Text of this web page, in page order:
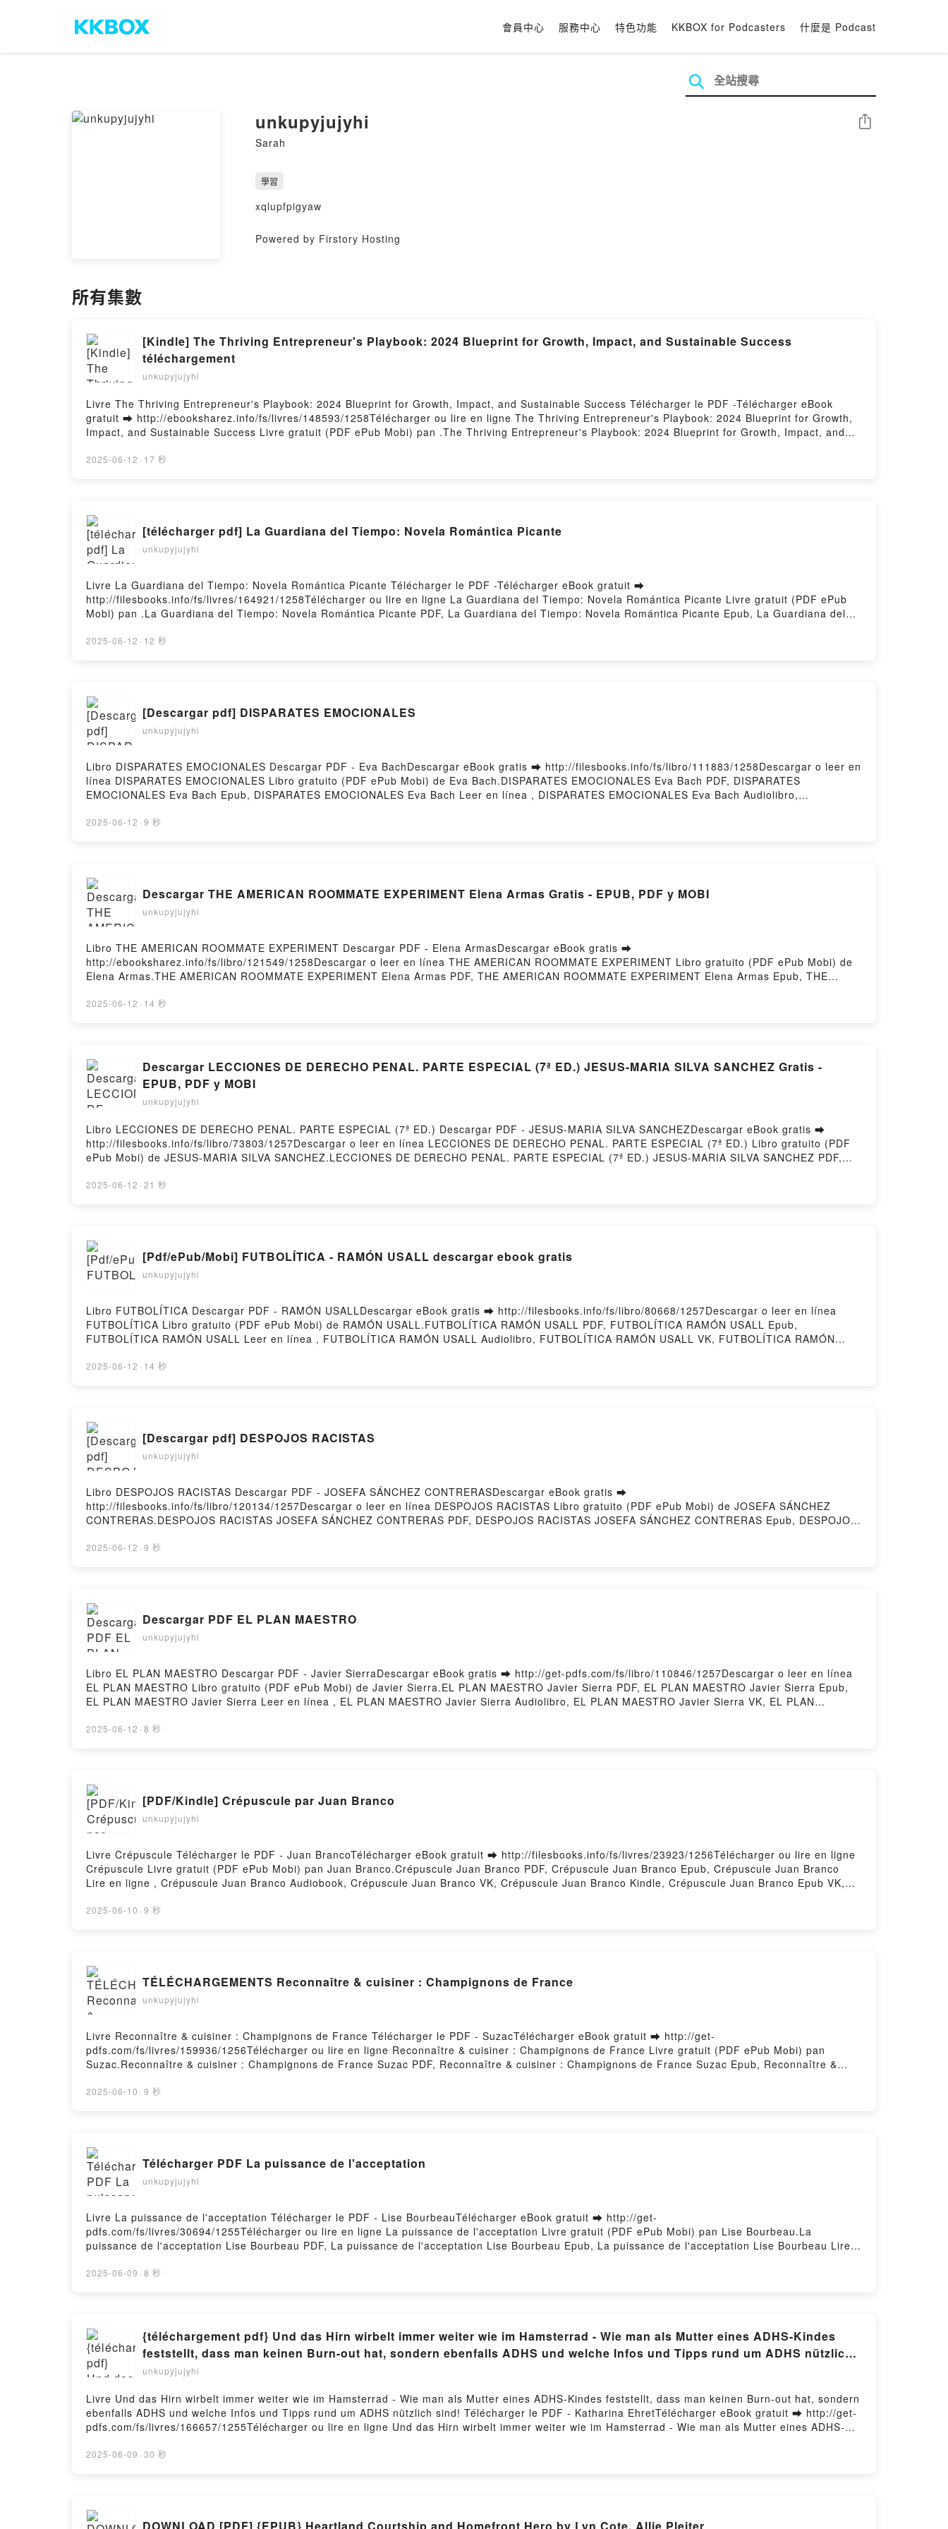
會員中心 服務中心 特色功能 KKBOX for Podcasters 什麼是 Podcast
unkupyjujyhi
Sarah
分享
學習
xqlupfpigyaw
Powered by Firstory Hosting
所有集數
[Kindle] The Thriving Entrepreneur's Playbook: 2024 Blueprint for Growth, Impact, and Sustainable Success
téléchargement
unkupyjujyhi
Livre The Thriving Entrepreneur's Playbook: 2024 Blueprint for Growth, Impact, and Sustainable Success Télécharger le PDF -Télécharger eBook
gratuit ➡ http://ebooksharez.info/fs/livres/148593/1258Télécharger ou lire en ligne The Thriving Entrepreneur's Playbook: 2024 Blueprint for Growth,
Impact, and Sustainable Success Livre gratuit (PDF ePub Mobi) pan .The Thriving Entrepreneur's Playbook: 2024 Blueprint for Growth, Impact, and
Entrepreneur's Playbook: 2024 Blueprint for Growth, Impact, and Sustainable Success Lire en ligne , The Thriving Entrepreneur's Playbook: 2024
for Growth, Impact, and Sustainable Success Téléchargement gratuitPowered by Firstory Hosting
2025-06-12 · 17 秒
[télécharger pdf] La Guardiana del Tiempo: Novela Romántica Picante
unkupyjujyhi
Livre La Guardiana del Tiempo: Novela Romántica Picante Télécharger le PDF -Télécharger eBook gratuit ➡
http://filesbooks.info/fs/livres/164921/1258Télécharger ou lire en ligne La Guardiana del Tiempo: Novela Romántica Picante Livre gratuit (PDF ePub
Mobi) pan .La Guardiana del Tiempo: Novela Romántica Picante PDF, La Guardiana del Tiempo: Novela Romántica Picante Epub, La Guardiana del
Romántica Picante VK, La Guardiana del Tiempo: Novela Romántica Picante Kindle, La Guardiana del Tiempo: Novela Romántica Picante Epub VK, La
2025-06-12 · 12 秒
[Descargar pdf] DISPARATES EMOCIONALES
unkupyjujyhi
Libro DISPARATES EMOCIONALES Descargar PDF - Eva BachDescargar eBook gratis ➡ http://filesbooks.info/fs/libro/111883/1258Descargar o leer en
línea DISPARATES EMOCIONALES Libro gratuito (PDF ePub Mobi) de Eva Bach.DISPARATES EMOCIONALES Eva Bach PDF, DISPARATES
EMOCIONALES Eva Bach Epub, DISPARATES EMOCIONALES Eva Bach Leer en línea , DISPARATES EMOCIONALES Eva Bach Audiolibro,
DISPARATES EMOCIONALES Eva Bach Descargar gratisPowered by Firstory Hosting
2025-06-12 · 9 秒
Descargar THE AMERICAN ROOMMATE EXPERIMENT Elena Armas Gratis - EPUB, PDF y MOBI
unkupyjujyhi
Libro THE AMERICAN ROOMMATE EXPERIMENT Descargar PDF - Elena ArmasDescargar eBook gratis ➡
http://ebooksharez.info/fs/libro/121549/1258Descargar o leer en línea THE AMERICAN ROOMMATE EXPERIMENT Libro gratuito (PDF ePub Mobi) de
Elena Armas.THE AMERICAN ROOMMATE EXPERIMENT Elena Armas PDF, THE AMERICAN ROOMMATE EXPERIMENT Elena Armas Epub, THE
AMERICAN ROOMMATE EXPERIMENT Elena Armas VK, THE AMERICAN ROOMMATE EXPERIMENT Elena Armas Kindle, THE AMERICAN ROOMMATE
2025-06-12 · 14 秒
Descargar LECCIONES DE DERECHO PENAL. PARTE ESPECIAL (7ª ED.) JESUS-MARIA SILVA SANCHEZ Gratis -
EPUB, PDF y MOBI
unkupyjujyhi
Libro LECCIONES DE DERECHO PENAL. PARTE ESPECIAL (7ª ED.) Descargar PDF - JESUS-MARIA SILVA SANCHEZDescargar eBook gratis ➡
http://filesbooks.info/fs/libro/73803/1257Descargar o leer en línea LECCIONES DE DERECHO PENAL. PARTE ESPECIAL (7ª ED.) Libro gratuito (PDF
ePub Mobi) de JESUS-MARIA SILVA SANCHEZ.LECCIONES DE DERECHO PENAL. PARTE ESPECIAL (7ª ED.) JESUS-MARIA SILVA SANCHEZ PDF,
ESPECIAL (7ª ED.) JESUS-MARIA SILVA SANCHEZ Leer en línea , LECCIONES DE DERECHO PENAL. PARTE ESPECIAL (7ª ED.) JESUS-MARIA SILVA
gratisPowered by Firstory Hosting
2025-06-12 · 21 秒
[Pdf/ePub/Mobi] FUTBOLÍTICA - RAMÓN USALL descargar ebook gratis
unkupyjujyhi
Libro FUTBOLÍTICA Descargar PDF - RAMÓN USALLDescargar eBook gratis ➡ http://filesbooks.info/fs/libro/80668/1257Descargar o leer en línea
FUTBOLÍTICA Libro gratuito (PDF ePub Mobi) de RAMÓN USALL.FUTBOLÍTICA RAMÓN USALL PDF, FUTBOLÍTICA RAMÓN USALL Epub,
FUTBOLÍTICA RAMÓN USALL Leer en línea , FUTBOLÍTICA RAMÓN USALL Audiolibro, FUTBOLÍTICA RAMÓN USALL VK, FUTBOLÍTICA RAMÓN
2025-06-12 · 14 秒
[Descargar pdf] DESPOJOS RACISTAS
unkupyjujyhi
Libro DESPOJOS RACISTAS Descargar PDF - JOSEFA SÁNCHEZ CONTRERASDescargar eBook gratis ➡
http://filesbooks.info/fs/libro/120134/1257Descargar o leer en línea DESPOJOS RACISTAS Libro gratuito (PDF ePub Mobi) de JOSEFA SÁNCHEZ
CONTRERAS.DESPOJOS RACISTAS JOSEFA SÁNCHEZ CONTRERAS PDF, DESPOJOS RACISTAS JOSEFA SÁNCHEZ CONTRERAS Epub, DESPOJOS
JOSEFA SÁNCHEZ CONTRERAS VK, DESPOJOS RACISTAS JOSEFA SÁNCHEZ CONTRERAS Kindle, DESPOJOS RACISTAS JOSEFA SÁNCHEZ
2025-06-12 · 9 秒
Descargar PDF EL PLAN MAESTRO
unkupyjujyhi
Libro EL PLAN MAESTRO Descargar PDF - Javier SierraDescargar eBook gratis ➡ http://get-pdfs.com/fs/libro/110846/1257Descargar o leer en línea
EL PLAN MAESTRO Libro gratuito (PDF ePub Mobi) de Javier Sierra.EL PLAN MAESTRO Javier Sierra PDF, EL PLAN MAESTRO Javier Sierra Epub,
EL PLAN MAESTRO Javier Sierra Leer en línea , EL PLAN MAESTRO Javier Sierra Audiolibro, EL PLAN MAESTRO Javier Sierra VK, EL PLAN
Hosting
2025-06-12 · 8 秒
[PDF/Kindle] Crépuscule par Juan Branco
unkupyjujyhi
Livre Crépuscule Télécharger le PDF - Juan BrancoTélécharger eBook gratuit ➡ http://filesbooks.info/fs/livres/23923/1256Télécharger ou lire en ligne
Crépuscule Livre gratuit (PDF ePub Mobi) pan Juan Branco.Crépuscule Juan Branco PDF, Crépuscule Juan Branco Epub, Crépuscule Juan Branco
Lire en ligne , Crépuscule Juan Branco Audiobook, Crépuscule Juan Branco VK, Crépuscule Juan Branco Kindle, Crépuscule Juan Branco Epub VK,
2025-06-10 · 9 秒
TÉLÉCHARGEMENTS Reconnaître & cuisiner : Champignons de France
unkupyjujyhi
Livre Reconnaître & cuisiner : Champignons de France Télécharger le PDF - SuzacTélécharger eBook gratuit ➡ http://get-
pdfs.com/fs/livres/159936/1256Télécharger ou lire en ligne Reconnaître & cuisiner : Champignons de France Livre gratuit (PDF ePub Mobi) pan
Suzac.Reconnaître & cuisiner : Champignons de France Suzac PDF, Reconnaître & cuisiner : Champignons de France Suzac Epub, Reconnaître &
Champignons de France Suzac VK, Reconnaître & cuisiner : Champignons de France Suzac Kindle, Reconnaître & cuisiner : Champignons de France
2025-06-10 · 9 秒
Télécharger PDF La puissance de l'acceptation
unkupyjujyhi
Livre La puissance de l'acceptation Télécharger le PDF - Lise BourbeauTélécharger eBook gratuit ➡ http://get-
pdfs.com/fs/livres/30694/1255Télécharger ou lire en ligne La puissance de l'acceptation Livre gratuit (PDF ePub Mobi) pan Lise Bourbeau.La
puissance de l'acceptation Lise Bourbeau PDF, La puissance de l'acceptation Lise Bourbeau Epub, La puissance de l'acceptation Lise Bourbeau Lire
Lise Bourbeau Kindle, La puissance de l'acceptation Lise Bourbeau Epub VK, La puissance de l'acceptation Lise Bourbeau Téléchargement
2025-06-09 · 8 秒
{téléchargement pdf} Und das Hirn wirbelt immer weiter wie im Hamsterrad - Wie man als Mutter eines ADHS-Kindes
feststellt, dass man keinen Burn-out hat, sondern ebenfalls ADHS und welche Infos und Tipps rund um ADHS nützlich
sind!
unkupyjujyhi
Livre Und das Hirn wirbelt immer weiter wie im Hamsterrad - Wie man als Mutter eines ADHS-Kindes feststellt, dass man keinen Burn-out hat, sondern
ebenfalls ADHS und welche Infos und Tipps rund um ADHS nützlich sind! Télécharger le PDF - Katharina EhretTélécharger eBook gratuit ➡ http://get-
pdfs.com/fs/livres/166657/1255Télécharger ou lire en ligne Und das Hirn wirbelt immer weiter wie im Hamsterrad - Wie man als Mutter eines ADHS-
ePub Mobi) pan Katharina Ehret.Und das Hirn wirbelt immer weiter wie im Hamsterrad - Wie man als Mutter eines ADHS-Kindes feststellt, dass man
eines ADHS-Kindes feststellt, dass man keinen Burn-out hat, sondern ebenfalls ADHS und welche Infos und Tipps rund um ADHS nützlich sind!
Katharina Ehret Lire en ligne , Und das Hirn wirbelt immer weiter wie im Hamsterrad - Wie man als Mutter eines ADHS-Kindes feststellt, dass man
2025-06-09 · 30 秒